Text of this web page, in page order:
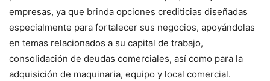
empresas, ya que brinda opciones crediticias diseñadas
especialmente para fortalecer sus negocios, apoyándolas
en temas relacionados a su capital de trabajo,
consolidación de deudas comerciales, así como para la
adquisición de maquinaria, equipo y local comercial.